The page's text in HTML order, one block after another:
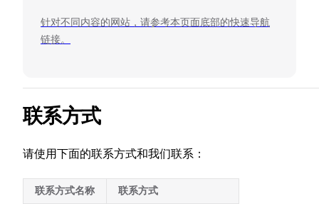
针对不同内容的网站，请参考本页面底部的快速导航
链接。
联系方式
请使用下面的联系方式和我们联系：
联系方式名称 联系方式